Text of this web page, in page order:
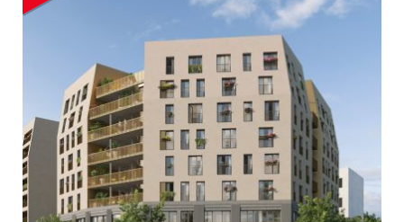
Colocation
Votre date d'entrée
Chercher